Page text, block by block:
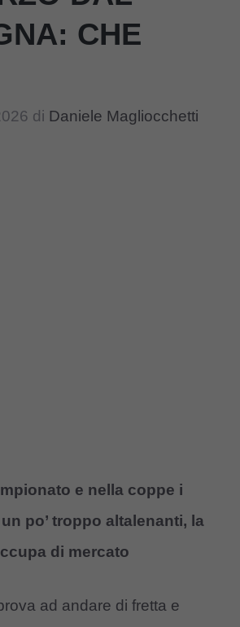
CHE
di Daniele Magliocchetti
e nella coppe i
po’ troppo altalenanti, la
di mercato
ad andare di fretta e